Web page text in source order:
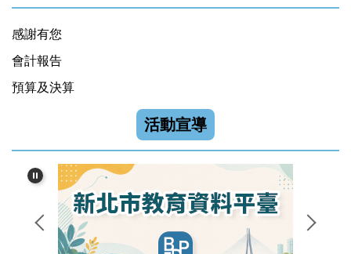
感謝有您
會計報告
預算及決算
活動宣導